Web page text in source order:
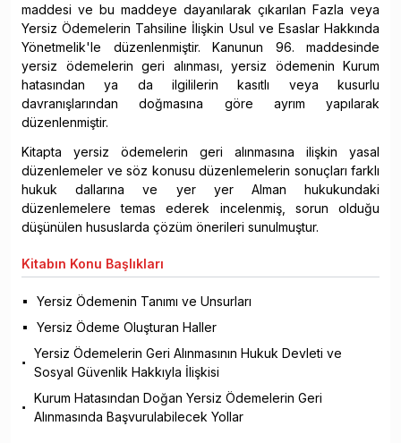
maddesi ve bu maddeye dayanılarak çıkarılan Fazla veya
Yersiz Ödemelerin Tahsiline İlişkin Usul ve Esaslar Hakkında
Yönetmelik'le düzenlenmiştir. Kanunun 96. maddesinde
yersiz ödemelerin geri alınması, yersiz ödemenin Kurum
hatasından ya da ilgililerin kasıtlı veya kusurlu
davranışlarından doğmasına göre ayrım yapılarak
düzenlenmiştir.
Kitapta yersiz ödemelerin geri alınmasına ilişkin yasal
düzenlemeler ve söz konusu düzenlemelerin sonuçları farklı
hukuk dallarına ve yer yer Alman hukukundaki
düzenlemelere temas ederek incelenmiş, sorun olduğu
düşünülen hususlarda çözüm önerileri sunulmuştur.
Kitabın Konu Başlıkları
Yersiz Ödemenin Tanımı ve Unsurları
Yersiz Ödeme Oluşturan Haller
Yersiz Ödemelerin Geri Alınmasının Hukuk Devleti ve
Sosyal Güvenlik Hakkıyla İlişkisi
Kurum Hatasından Doğan Yersiz Ödemelerin Geri
Alınmasında Başvurulabilecek Yollar